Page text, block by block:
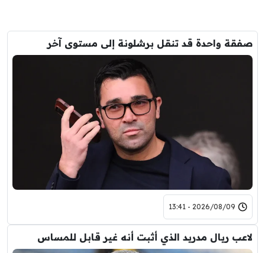
صفقة واحدة قد تنقل برشلونة إلى مستوى آخر
2026/08/09 - 13:41
لاعب ريال مدريد الذي أثبت أنه غير قابل للمساس